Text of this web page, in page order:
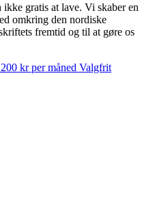
gratis at lave. Vi skaber en
omkring den nordiske
fremtid og til at gøre os
200 kr per måned Valgfrit